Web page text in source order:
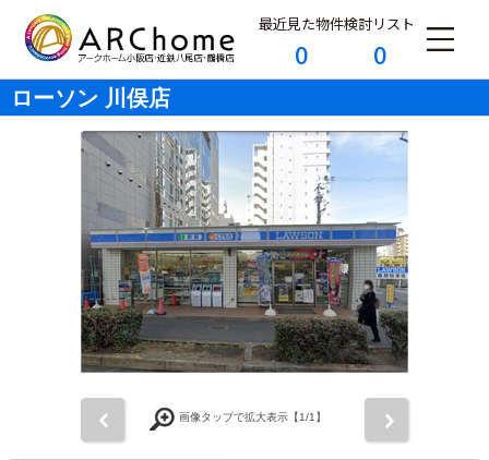
最近見た物件
0
検討リスト
0
ローソン 川俣店
画像タップで拡大表示【1/1】